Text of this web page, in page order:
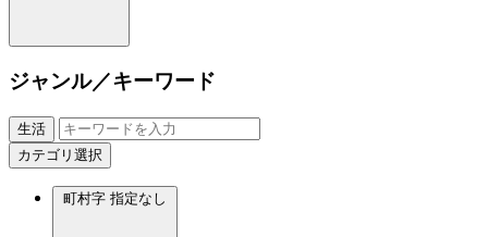
ジャンル／キーワード
生活
カテゴリ選択
町村字 指定なし